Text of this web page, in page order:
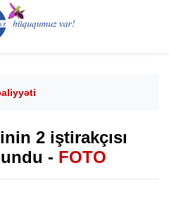
2 iştirakçısı
- FOTO